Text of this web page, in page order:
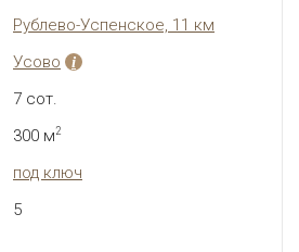
Рублево-Успенское, 11 км
Усово i
7 сот.
300 м2
под ключ
5